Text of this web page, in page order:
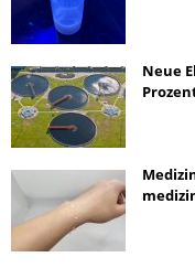
Neue